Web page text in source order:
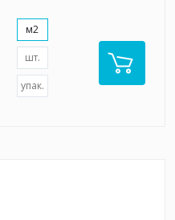
м2
шт.
упак.